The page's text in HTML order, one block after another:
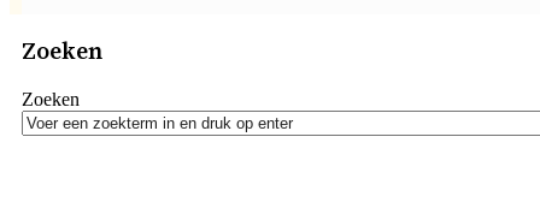
Zoeken
Zoeken